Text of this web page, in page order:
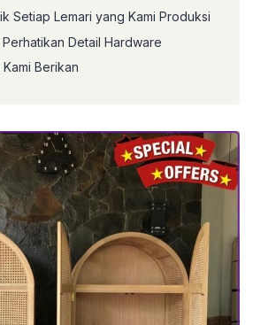
Setiap Lemari yang Kami Produksi
Perhatikan Detail Hardware
Berikan